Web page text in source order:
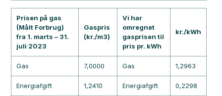
Prisen på gas
(Målt Forbrug)
fra 1. marts – 31.
juli 2023
Gaspris
(kr./m3)
Vi har
omregnet
gasprisen til
pris pr. kWh
kr./kWh
Gas 7,0000 Gas 1,2963
Energiafgift 1,2410 Energiafgift 0,2298